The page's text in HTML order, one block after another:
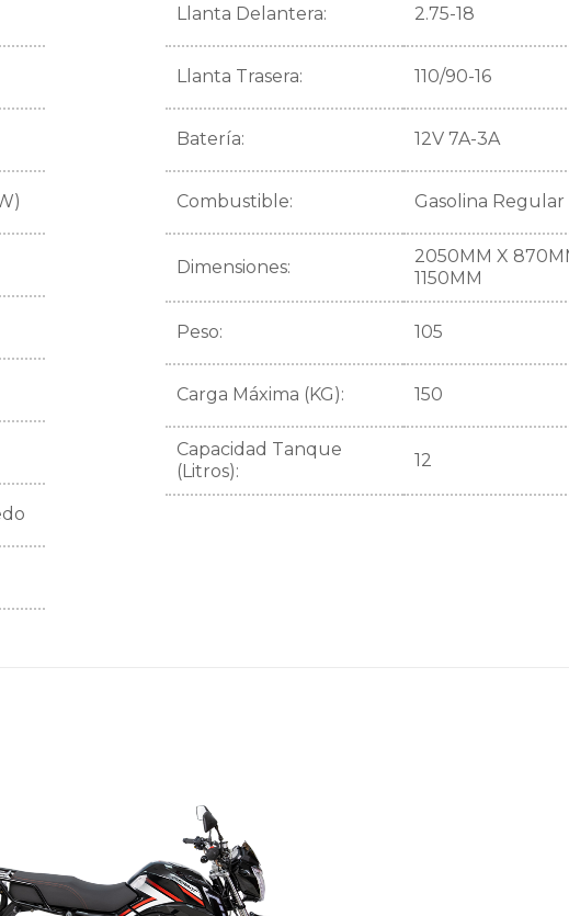
Llanta Delantera: 2.75-18
Llanta Trasera: 110/90-16
Batería: 12V 7A-3A
Combustible: Gasolina Regular
Dimensiones:
2050MM X
1150MM
Peso: 105
Carga Máxima (KG): 150
Capacidad Tanque
(Litros):
12